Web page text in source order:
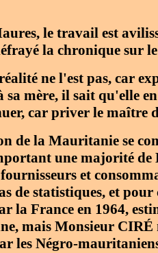
le travail est
la chronique sur
ne l'est pas, car
mère, il sait qu'elle
car priver le maître
de la Mauritanie se
une majorité de
et
de statistiques, et pour
la France en 1964,
mais Monsieur CIRÉ
les Négro-